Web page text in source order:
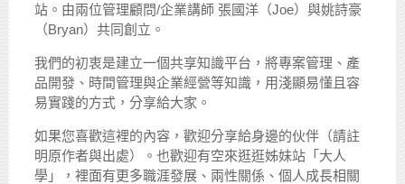
站。由兩位管理顧問/企業講師 張國洋（Joe）與姚詩豪
（Bryan）共同創立。
我們的初衷是建立一個共享知識平台，將專案管理、產
品開發、時間管理與企業經營等知識，用淺顯易懂且容
易實踐的方式，分享給大家。
如果您喜歡這裡的內容，歡迎分享給身邊的伙伴（請註
明原作者與出處）。也歡迎有空來逛逛姊妹站「大人
學」，裡面有更多職涯發展、兩性關係、個人成長相關